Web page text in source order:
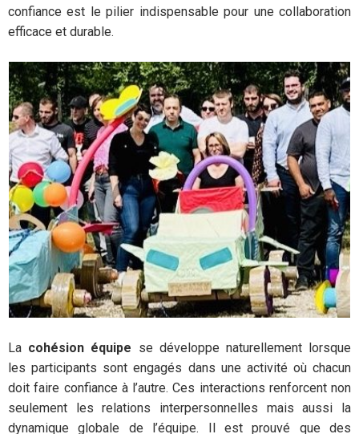
confiance est le pilier indispensable pour une collaboration
efficace et durable.
La cohésion équipe se développe naturellement lorsque
les participants sont engagés dans une activité où chacun
doit faire confiance à l’autre. Ces interactions renforcent non
seulement les relations interpersonnelles mais aussi la
dynamique globale de l’équipe. Il est prouvé que des